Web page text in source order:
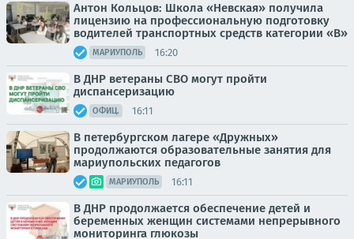
Антон Кольцов: Школа «Невская» получила
лицензию на профессиональную подготовку
водителей транспортных средств категории «В»
МАРИУПОЛЬ 16:20
В ДНР ветераны СВО могут пройти
диспансеризацию
ОФИЦ. 16:11
В петербургском лагере «Дружных»
продолжаются образовательные занятия для
мариупольских педагогов
МАРИУПОЛЬ 16:11
В ДНР продолжается обеспечение детей и
беременных женщин системами непрерывного
мониторинга глюкозы